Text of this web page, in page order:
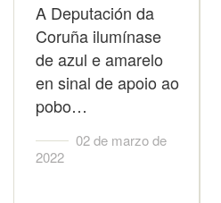
A Deputación da
Coruña ilumínase
de azul e amarelo
en sinal de apoio ao
pobo…
02 de marzo de
2022